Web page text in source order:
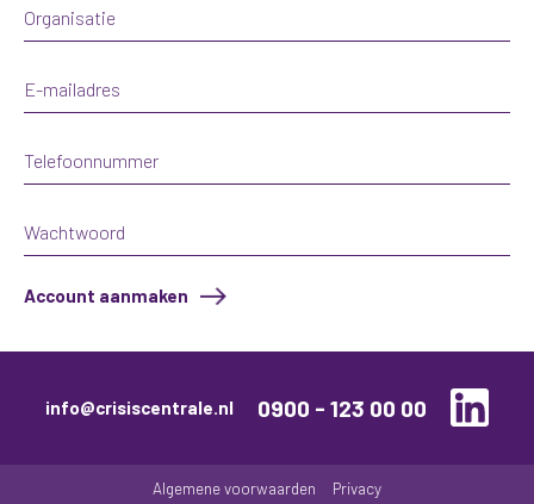
Account aanmaken
info@crisiscentrale.nl 0900 - 123 00 00
Algemene voorwaarden Privacy